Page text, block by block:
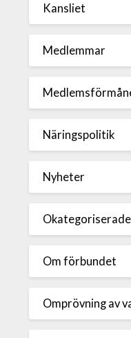
Kansliet
Medlemmar
Näringspolitik
Nyheter
Okategoriserade
Om förbundet
Omprövning av